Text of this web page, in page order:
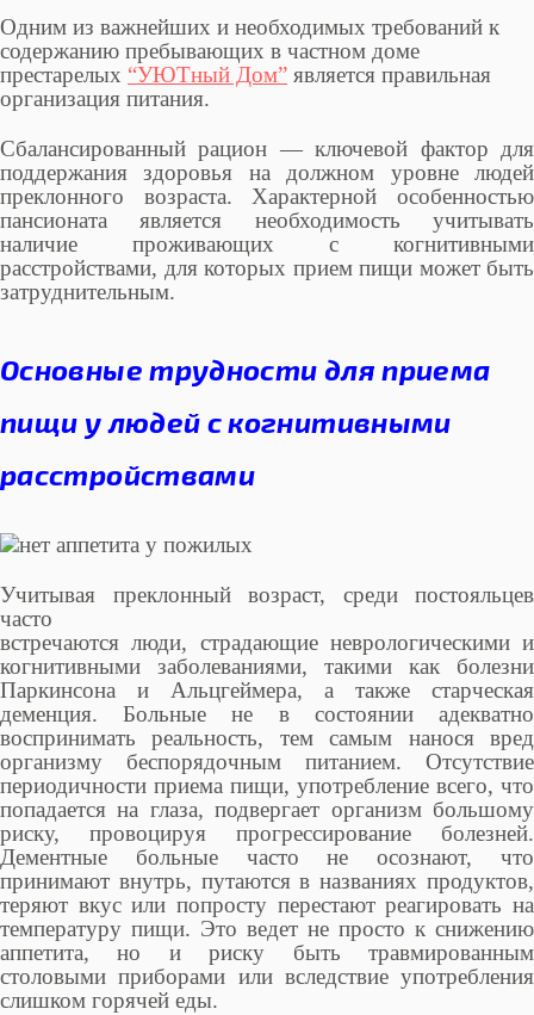
Одним из важнейших и необходимых требований к
содержанию пребывающих в частном доме
престарелых “УЮТный Дом” является правильная
организация питания.
Сбалансированный рацион — ключевой фактор для
поддержания здоровья на должном уровне людей
преклонного возраста. Характерной особенностью
пансионата является необходимость учитывать
наличие проживающих с когнитивными
расстройствами, для которых прием пищи может быть
затруднительным.
Основные трудности для приема
пищи у людей с когнитивными
расстройствами
Учитывая преклонный возраст, среди постояльцев
часто
встречаются люди, страдающие неврологическими и
когнитивными заболеваниями, такими как болезни
Паркинсона и Альцгеймера, а также старческая
деменция. Больные не в состоянии адекватно
воспринимать реальность, тем самым нанося вред
организму беспорядочным питанием. Отсутствие
периодичности приема пищи, употребление всего, что
попадается на глаза, подвергает организм большому
риску, провоцируя прогрессирование болезней.
Дементные больные часто не осознают, что
принимают внутрь, путаются в названиях продуктов,
теряют вкус или попросту перестают реагировать на
температуру пищи. Это ведет не просто к снижению
аппетита, но и риску быть травмированным
столовыми приборами или вследствие употребления
слишком горячей еды.